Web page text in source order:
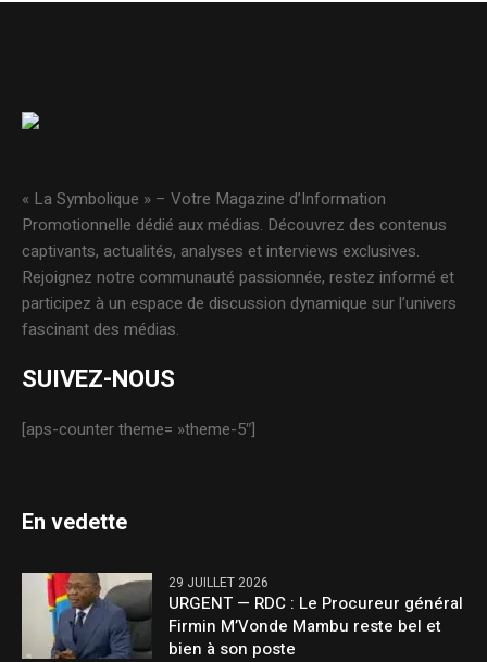
« La Symbolique » – Votre Magazine d’Information
Promotionnelle dédié aux médias. Découvrez des contenus
captivants, actualités, analyses et interviews exclusives.
Rejoignez notre communauté passionnée, restez informé et
participez à un espace de discussion dynamique sur l’univers
fascinant des médias.
SUIVEZ-NOUS
[aps-counter theme= »theme-5″]
En vedette
29 JUILLET 2026
URGENT — RDC : Le Procureur général
Firmin M’Vonde Mambu reste bel et
bien à son poste